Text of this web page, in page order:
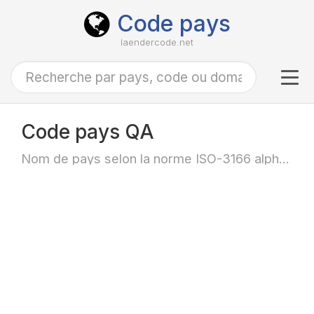
Code pays
laendercode.net
Code pays QA
Nom de pays selon la norme ISO-3166 alpha-2